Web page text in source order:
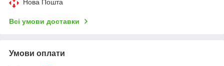
Нова Пошта
Всі умови доставки
Умови оплати